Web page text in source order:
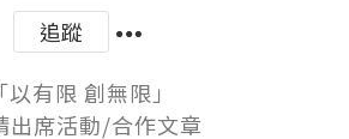
追蹤
「以有限 創無限」